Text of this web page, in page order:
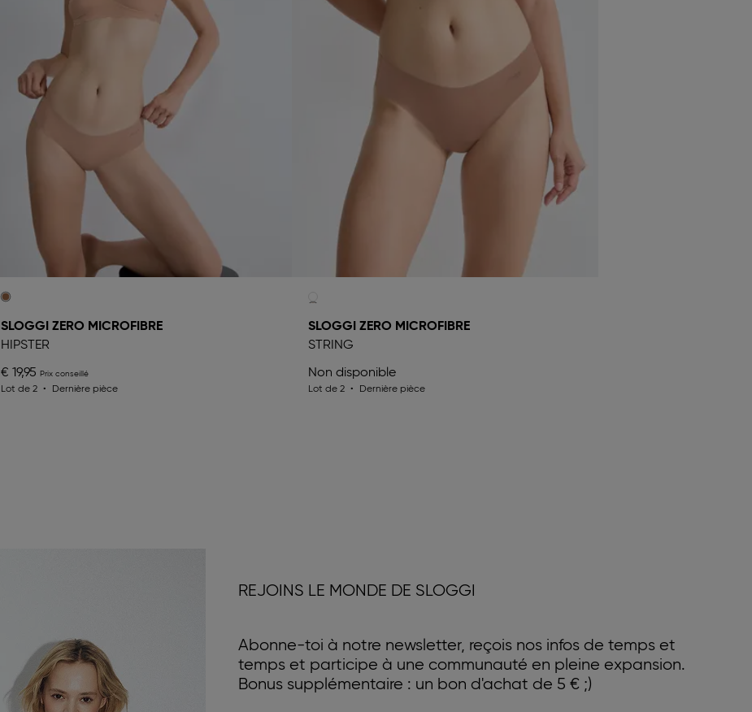
SLOGGI ZERO MICROFIBRE
HIPSTER
€ 19,95
Lot de 2 Dernière pièce
SLOGGI ZERO MICROFIBRE
STRING
Non disponible
Lot de 2 Dernière pièce
REJOINS LE MONDE DE SLOGGI
Abonne-toi à notre newsletter, reçois nos infos de temps et
temps et participe à une communauté en pleine expansion.
Bonus supplémentaire : un bon d'achat de 5 € ;)